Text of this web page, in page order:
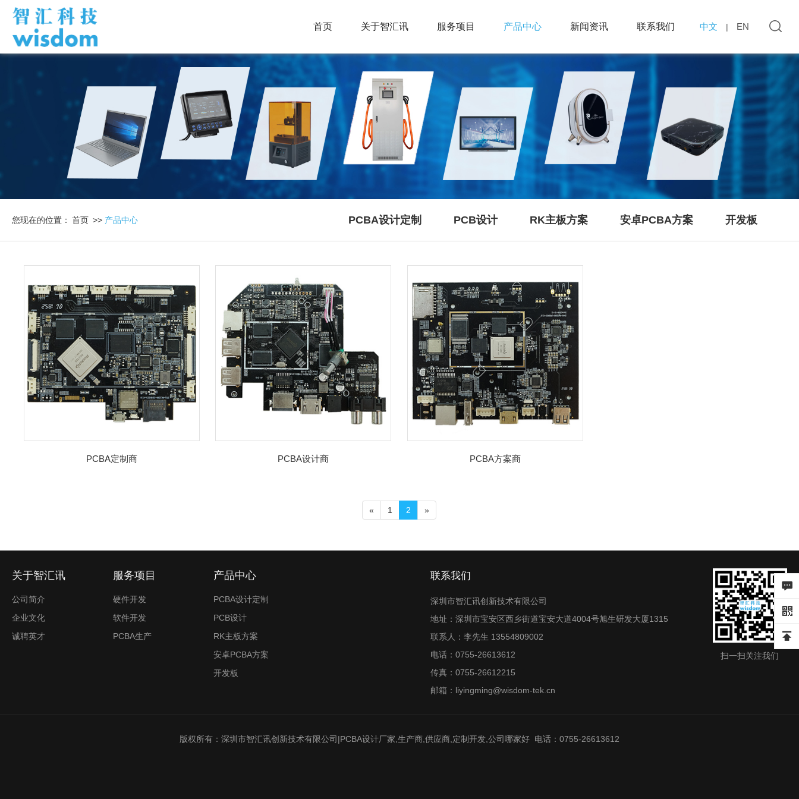
中文 | EN
首页 关于智汇讯 服务项目 产品中心 新闻资讯 联系我们
PCBA设计定制 PCB设计 RK主板方案 安卓PCBA方案 开发板
您现在的位置： 首页 >> 产品中心
PCBA定制商 PCBA设计商 PCBA方案商
« 1 2 »
关于智汇讯
公司简介
企业文化
诚聘英才
服务项目
硬件开发
软件开发
PCBA生产
产品中心
PCBA设计定制
PCB设计
RK主板方案
安卓PCBA方案
开发板
联系我们
深圳市智汇讯创新技术有限公司
地址：深圳市宝安区西乡街道宝安大道4004号旭生研发大厦1315
联系人：李先生 13554809002
电话：0755-26613612
传真：0755-26612215
邮箱：liyingming@wisdom-tek.cn
扫一扫关注我们
版权所有：深圳市智汇讯创新技术有限公司|PCBA设计厂家,生产商,供应商,定制开发,公司哪家好 电话：0755-26613612